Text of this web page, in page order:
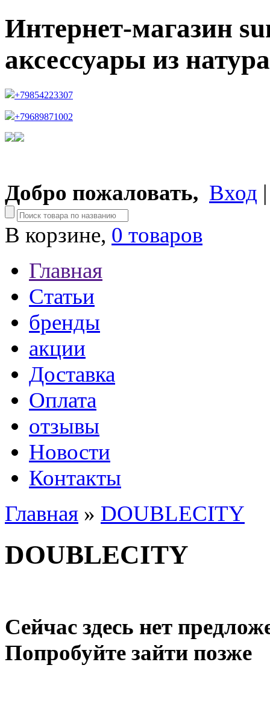
Интернет-магазин
аксессуары из
+79854223307
+79689871002
Добро пожаловать, Вход
В корзине, 0 товаров
Главная
Статьи
бренды
акции
Доставка
Оплата
отзывы
Новости
Контакты
Главная » DOUBLECITY
DOUBLECITY
Сейчас здесь нет
Попробуйте зайти позже